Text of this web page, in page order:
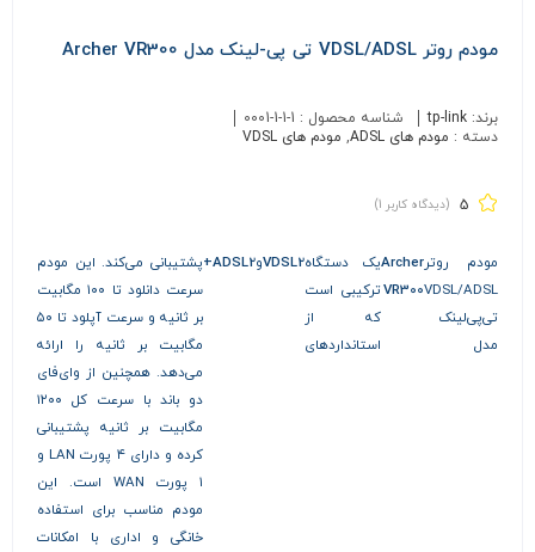
مودم روتر VDSL/ADSL تی پی-لینک مدل Archer VR300
برند: tp-link شناسه محصول : 0001-1-1-1
دسته : مودم های ADSL , مودم های VDSL
5 (دیدگاه کاربر 1
)
مودم روتر
VDSL/ADSL
تی‌پی‌لینک
مدل
Archer
VR300
یک دستگاه
ترکیبی است
که از
استانداردهای
VDSL2وADSL2+ پشتیبانی می‌کند. این مودم
سرعت دانلود تا ۱۰۰ مگابیت
بر ثانیه و سرعت آپلود تا ۵۰
مگابیت بر ثانیه را ارائه
می‌دهد. همچنین از وای‌فای
دو باند با سرعت کل ۱۲۰۰
مگابیت بر ثانیه پشتیبانی
کرده و دارای ۴ پورت LAN و
۱ پورت WAN است. این
مودم مناسب برای استفاده
خانگی و اداری با امکانات